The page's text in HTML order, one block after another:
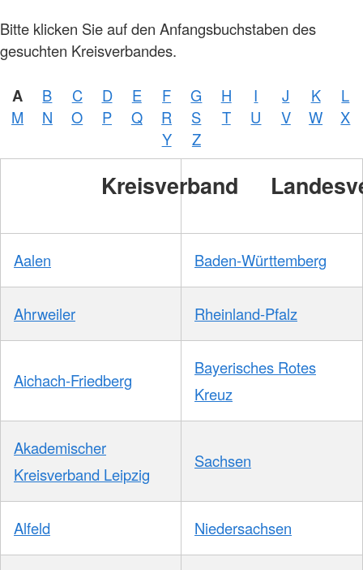
Bitte klicken Sie auf den Anfangsbuchstaben des
gesuchten Kreisverbandes.
A B C D E F G H I J K
L
M
N O P Q R S T U V W
X
Y
Z
Kreisverband
Aalen Baden-Württemberg
Ahrweiler Rheinland-Pfalz
Aichach-Friedberg
Bayerisches Rotes
Kreuz
Akademischer
Kreisverband Leipzig
Sachsen
Alfeld Niedersachsen